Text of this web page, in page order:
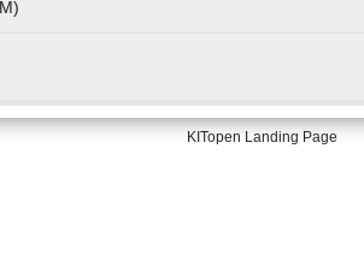
KITopen Landing Page